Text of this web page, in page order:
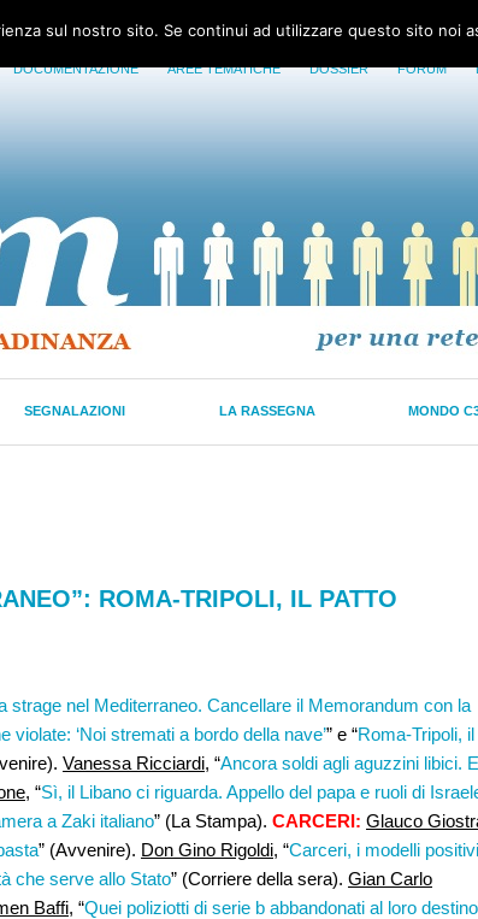
DOCUMENTAZIONE AREE TEMATICHE DOSSIER FORUM
SEGNALAZIONI LA RASSEGNA MONDO
ROMA-TRIPOLI, IL PATTO
strage nel Mediterraneo. Cancellare il Memorandum con la
violate: ‘Noi stremati a bordo della nave’” e “Roma-Tripoli, il
Vanessa Ricciardi, “Ancora soldi agli aguzzini libici. E
, “Sì, il Libano ci riguarda. Appello del papa e ruoli di
a Zaki italiano” (La Stampa). CARCERI: Glauco
” (Avvenire). Don Gino Rigoldi, “Carceri, i modelli positivi
che serve allo Stato” (Corriere della sera). Gian Carlo
Baffi, “Quei poliziotti di serie b abbandonati al loro destino
sul nostro sito. Se continui ad utilizzare questo sito noi